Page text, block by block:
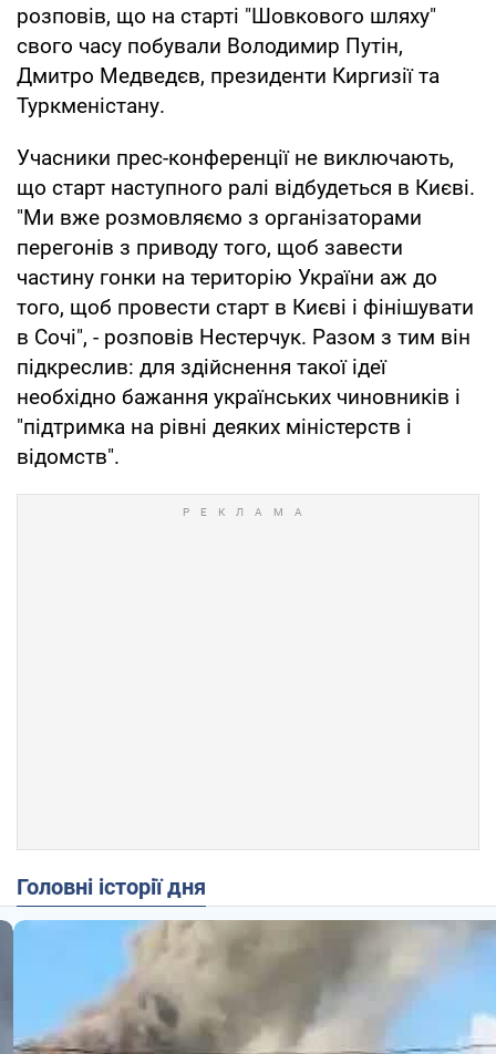
розповів, що на старті "Шовкового шляху"
свого часу побували Володимир Путін,
Дмитро Медведєв, президенти Киргизії та
Туркменістану.
Учасники прес-конференції не виключають,
що старт наступного ралі відбудеться в Києві.
"Ми вже розмовляємо з організаторами
перегонів з приводу того, щоб завести
частину гонки на територію України аж до
того, щоб провести старт в Києві і фінішувати
в Сочі", - розповів Нестерчук. Разом з тим він
підкреслив: для здійснення такої ідеї
необхідно бажання українських чиновників і
"підтримка на рівні деяких міністерств і
відомств".
Головні історії дня